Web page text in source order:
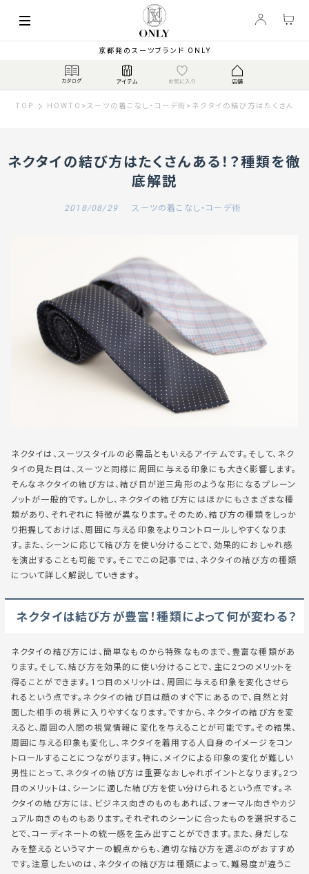
京都発のスーツブランド ONLY
TOP HOWTO >スーツの着こなし・コーデ術 > ネクタイの結び方はたくさんあ
ネクタイの結び方はたくさんある！？種類を徹
底解説
2018/08/29 スーツの着こなし・コーデ術
ネクタイは、スーツスタイルの必需品ともいえるアイテムです。そして、ネク
タイの見た目は、スーツと同様に周囲に与える印象にも大きく影響します。
そんなネクタイの結び方は、結び目が逆三角形のような形になるプレーン
ノットが一般的です。しかし、ネクタイの結び方にはほかにもさまざまな種
類があり、それぞれに特徴が異なります。そのため、結び方の種類をしっか
り把握しておけば、周囲に与える印象をよりコントロールしやすくなりま
す。また、シーンに応じて結び方を使い分けることで、効果的におしゃれ感
を演出することも可能です。そこでこの記事では、ネクタイの結び方の種類
について詳しく解説していきます。
ネクタイは結び方が豊富！種類によって何が変わる？
ネクタイの結び方には、簡単なものから特殊なものまで、豊富な種類があ
ります。そして、結び方を効果的に使い分けることで、主に2つのメリットを
得ることができます。1つ目のメリットは、周囲に与える印象を変化させら
れるという点です。ネクタイの結び目は顔のすぐ下にあるので、自然と対
面した相手の視界に入りやすくなります。ですから、ネクタイの結び方を変
えると、周囲の人間の視覚情報に変化を与えることが可能です。その結果、
周囲に与える印象も変化し、ネクタイを着用する人自身のイメージをコン
トロールすることにつながります。特に、メイクによる印象の変化が難しい
男性にとって、ネクタイの結び方は重要なおしゃれポイントとなります。2つ
目のメリットは、シーンに適した結び方を使い分けられるという点です。ネ
クタイの結び方には、ビジネス向きのものもあれば、フォーマル向きやカジ
ュアル向きのものもあります。それぞれのシーンに合ったものを選択するこ
とで、コーディネートの統一感を生み出すことができます。また、身だしな
みを整えるというマナーの観点からも、適切な結び方を選ぶのがおすすめ
です。注意したいのは、ネクタイの結び方は種類によって、難易度が違うこ